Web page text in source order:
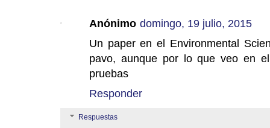
Anónimo domingo, 19 julio, 2015
Un paper en el Environmental
pavo, aunque por lo que veo en
pruebas
Responder
Respuestas